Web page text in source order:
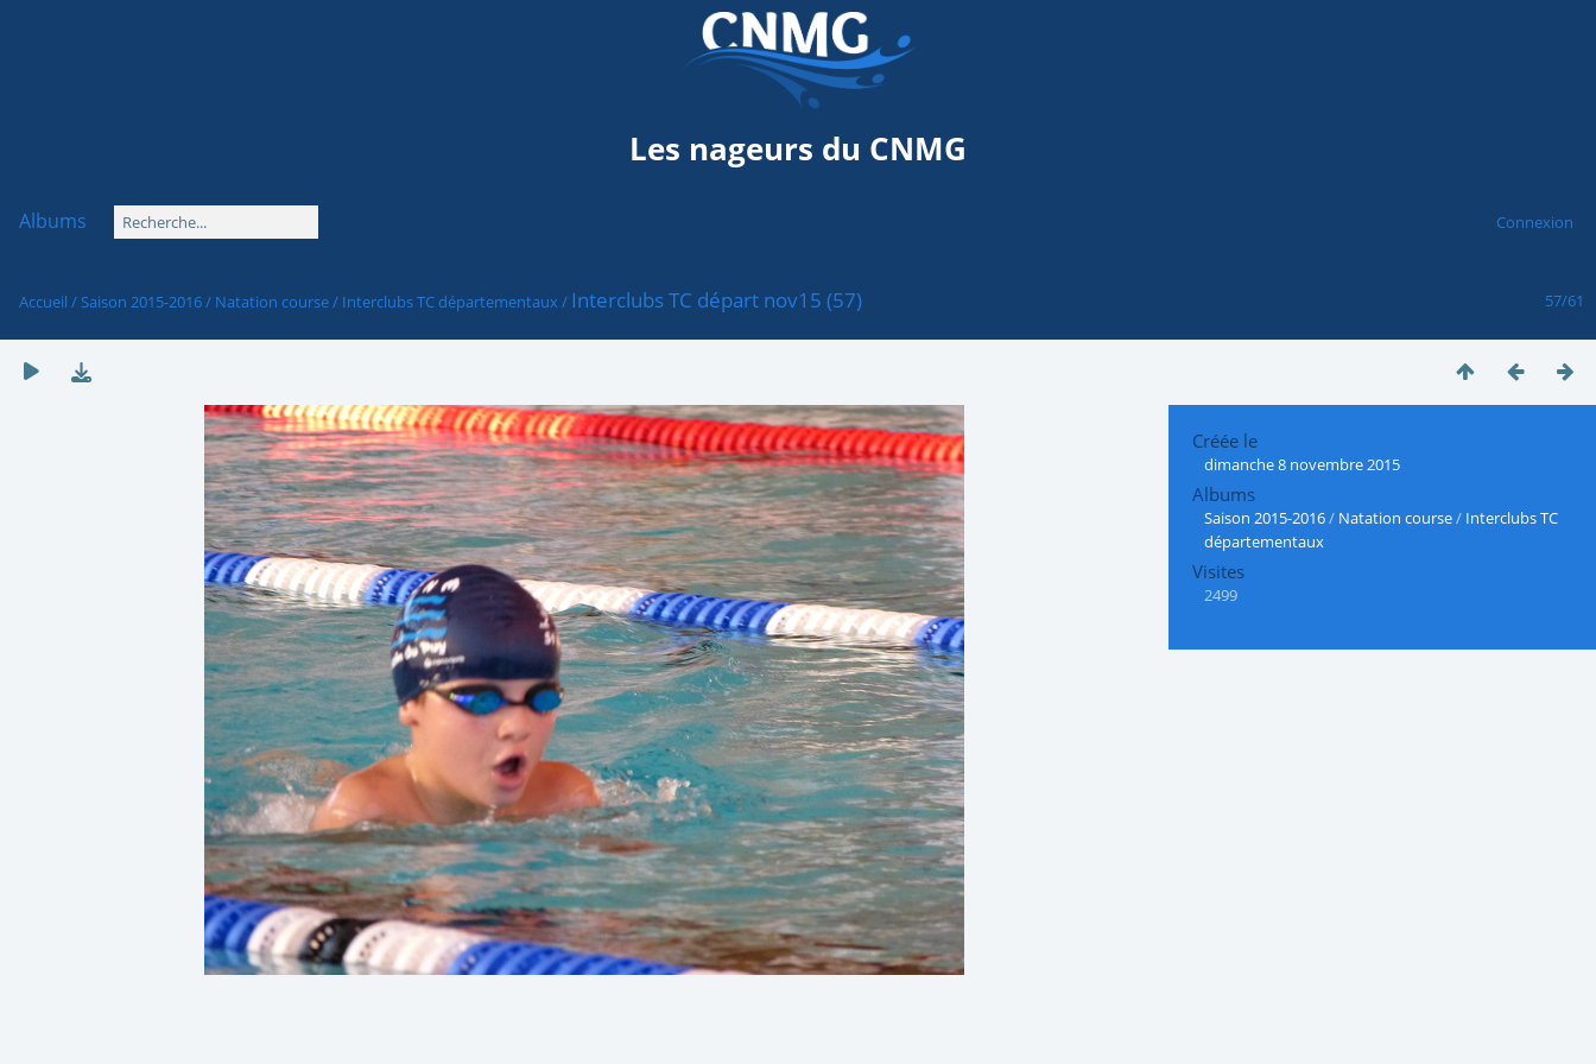
Les nageurs du CNMG
Albums Connexion
57/61
Accueil / Saison 2015-2016/ Natation course/ Interclubs TC départementaux / Interclubs TC départ nov15 (57)
Créée le
dimanche 8 novembre 2015
Albums
Saison 2015-2016/ Natation course/ Interclubs TC
départementaux
Visites
2499